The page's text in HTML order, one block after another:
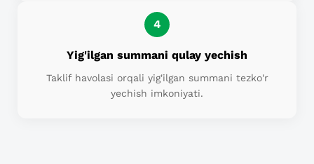
4
Yig'ilgan summani qulay yechish
Taklif havolasi orqali yig'ilgan summani tezko'r
yechish imkoniyati.